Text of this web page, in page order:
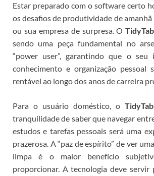
Estar preparado com o software certo
os desafios de produtividade de amanhã
ou sua empresa de surpresa. O
sendo uma peça fundamental no
“power user”, garantindo que o seu
conhecimento e organização pessoal
rentável ao longo dos anos de carreira
Para o usuário doméstico, o
tranquilidade de saber que navegar
estudos e tarefas pessoais será uma
prazerosa. A “paz de espírito” de ver
limpa é o maior benefício
proporcionar. A tecnologia deve servir